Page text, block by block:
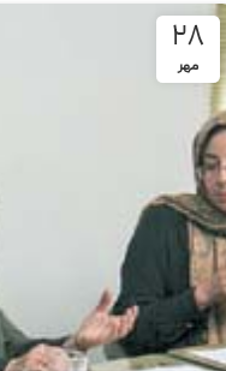
28
مهر